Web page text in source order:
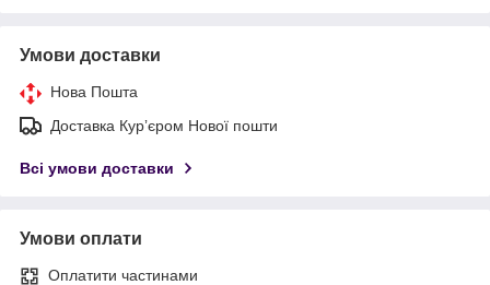
Умови доставки
Нова Пошта
Доставка Курʼєром Нової пошти
Всі умови доставки
Умови оплати
Оплатити частинами